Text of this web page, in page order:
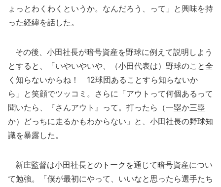
ょっとわくわくというか。なんだろう、って」と興味を持
った経緯を話した。
その後、小田社長が暗号資産を野球に例えて説明しよう
とすると、「いやいやいや、（小田代表は）野球のこと全
く知らないからね！ 12球団あることすら知らないか
ら」と笑顔でツッコミ。さらに「アウトって何個あるって
聞いたら、『さんアウト』って。打ったら（一塁か三塁
か）どっちに走るかもわからない」と、小田社長の野球知
識を暴露した。
新庄監督は小田社長とのトークを通じて暗号資産につい
て勉強。「僕が最初にやって、いいなと思ったら選手たち